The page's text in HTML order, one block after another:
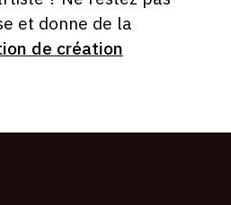
et donne de la
de création